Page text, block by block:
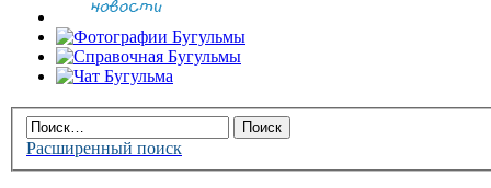
Расширенный поиск